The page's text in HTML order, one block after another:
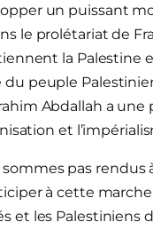
un puissant
le prolétariat de
la Palestine
du peuple
Abdallah a
et
pas
à cette marche
et les